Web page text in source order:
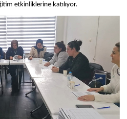
etkinliklerine katılıyor.